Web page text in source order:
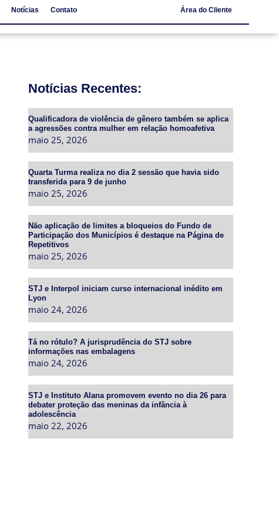
Notícias Contato Área do Cliente
Notícias Recentes:
Qualificadora de violência de gênero também se aplica
a agressões contra mulher em relação homoafetiva
maio 25, 2026
Quarta Turma realiza no dia 2 sessão que havia sido
transferida para 9 de junho
maio 25, 2026
Não aplicação de limites a bloqueios do Fundo de
Participação dos Municípios é destaque na Página de
Repetitivos
maio 25, 2026
STJ e Interpol iniciam curso internacional inédito em
Lyon
maio 24, 2026
Tá no rótulo? A jurisprudência do STJ sobre
informações nas embalagens
maio 24, 2026
STJ e Instituto Alana promovem evento no dia 26 para
debater proteção das meninas da infância à
adolescência
maio 22, 2026